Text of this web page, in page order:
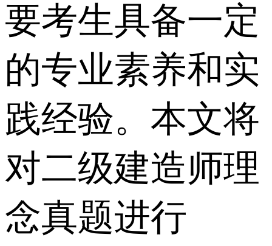
要考生具备一定
的专业素养和实
践经验。本文将
对二级建造师理
念真题进行